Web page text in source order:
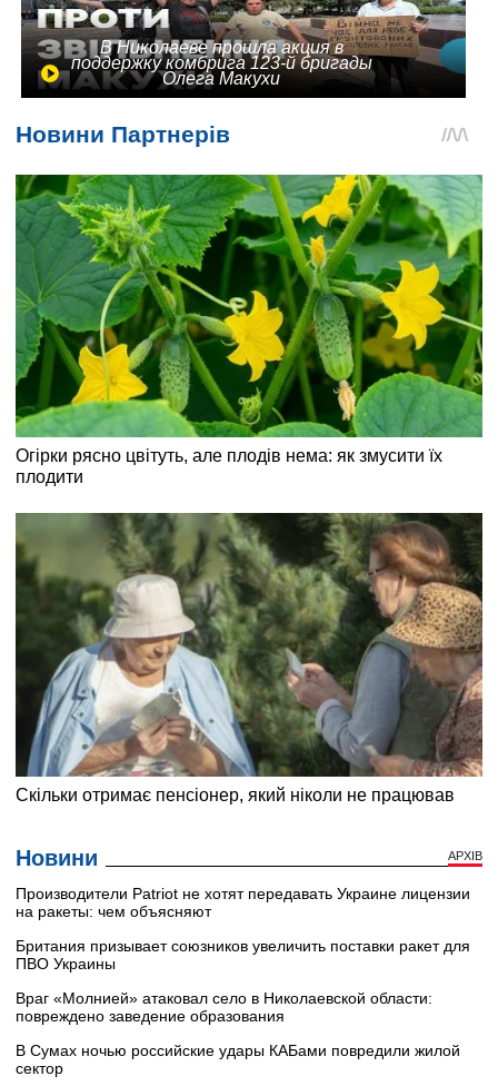
В Николаеве прошла акция в
поддержку комбрига 123-й бригады
Олега Макухи
Новини АРХІВ
Производители Patriot не хотят передавать Украине лицензии
на ракеты: чем объясняют
Британия призывает союзников увеличить поставки ракет для
ПВО Украины
Враг «Молнией» атаковал село в Николаевской области:
повреждено заведение образования
В Сумах ночью российские удары КАБами повредили жилой
сектор